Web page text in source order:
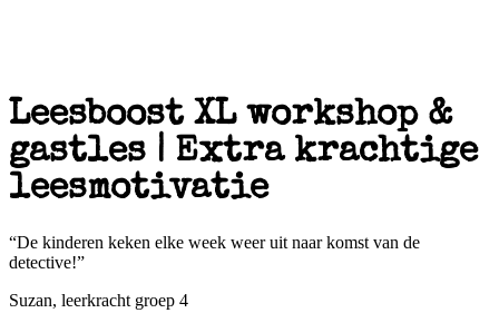
Leesboost XL workshop &
gastles | Extra krachtige
leesmotivatie
“De kinderen keken elke week weer uit naar komst van de
detective!”
Suzan, leerkracht groep 4